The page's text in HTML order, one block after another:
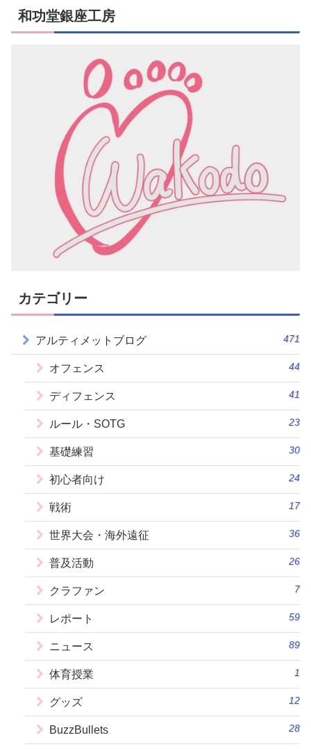
和功堂銀座工房
カテゴリー
アルティメットブログ 471
オフェンス 44
ディフェンス 41
ルール・SOTG 23
基礎練習 30
初心者向け 24
戦術 17
世界大会・海外遠征 36
普及活動 26
クラファン 7
レポート 59
ニュース 89
体育授業 1
グッズ 12
BuzzBullets 28